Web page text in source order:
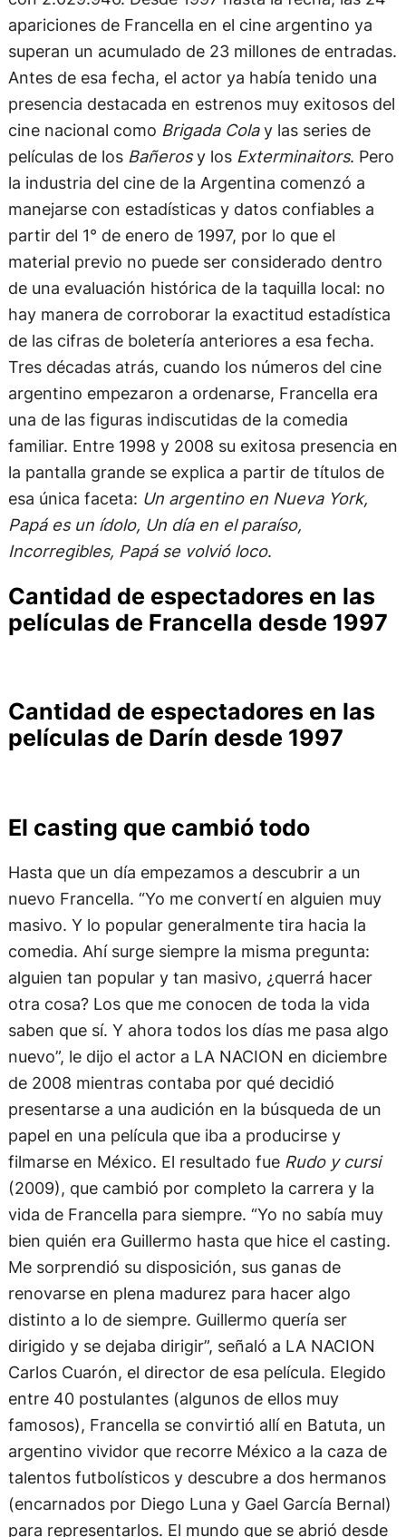
apariciones de Francella en el cine argentino ya
superan un acumulado de 23 millones de entradas.
Antes de esa fecha, el actor ya había tenido una
presencia destacada en estrenos muy exitosos del
cine nacional como Brigada Colay las series de
películas de los Bañerosy los Exterminaitors. Pero
la industria del cine de la Argentina comenzó a
manejarse con estadísticas y datos confiables a
partir del 1° de enero de 1997, por lo que el
material previo no puede ser considerado dentro
de una evaluación histórica de la taquilla local: no
hay manera de corroborar la exactitud estadística
de las cifras de boletería anteriores a esa fecha.
Tres décadas atrás, cuando los números del cine
argentino empezaron a ordenarse, Francella era
una de las figuras indiscutidas de la comedia
familiar. Entre 1998 y 2008 su exitosa presencia en
la pantalla grande se explica a partir de títulos de
esa única faceta: Un argentino en Nueva York,
Papá es un ídolo, Un día en el paraíso,
Incorregibles, Papá se volvió loco.
Cantidad de espectadores en las
películas de Francella desde 1997
Cantidad de espectadores en las
películas de Darín desde 1997
El casting que cambió todo
Hasta que un día empezamos a descubrir a un
nuevo Francella. “Yo me convertí en alguien muy
masivo. Y lo popular generalmente tira hacia la
comedia. Ahí surge siempre la misma pregunta:
alguien tan popular y tan masivo, ¿querrá hacer
otra cosa? Los que me conocen de toda la vida
saben que sí. Y ahora todos los días me pasa algo
nuevo”, le dijo el actor a LA NACION en diciembre
de 2008 mientras contaba por qué decidió
presentarse a una audición en la búsqueda de un
papel en una película que iba a producirse y
filmarse en México. El resultado fue Rudo y cursi
(2009), que cambió por completo la carrera y la
vida de Francella para siempre. “Yo no sabía muy
bien quién era Guillermo hasta que hice el casting.
Me sorprendió su disposición, sus ganas de
renovarse en plena madurez para hacer algo
distinto a lo de siempre. Guillermo quería ser
dirigido y se dejaba dirigir”, señaló a LA NACION
Carlos Cuarón, el director de esa película. Elegido
entre 40 postulantes (algunos de ellos muy
famosos), Francella se convirtió allí en Batuta, un
argentino vividor que recorre México a la caza de
talentos futbolísticos y descubre a dos hermanos
(encarnados por Diego Luna y Gael García Bernal)
para representarlos. El mundo que se abrió desde